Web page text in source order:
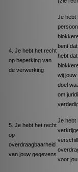
4. Je hebt het recht
op beperking van
de verwerking
Je hebt
bent
hebt
wij
doel
om
5. Je hebt het recht
op
overdraagbaarheid
van jouw gegevens
Je hebt
voor